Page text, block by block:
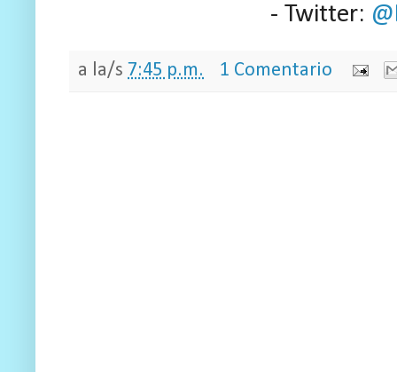
- Twitter:
a la/s 7:45 p.m. 1 Comentario